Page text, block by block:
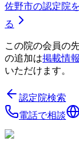
佐野市の認定院
る
この院の会員の
の追加は掲載情
いただけます。
認定院検索
電話で相談